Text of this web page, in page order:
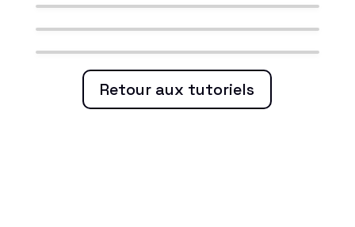
Télécharger OpenUTAU UTAU
Installer une Voicebank UTAU
Utiliser le phonemizer
français
Retour aux tutoriels